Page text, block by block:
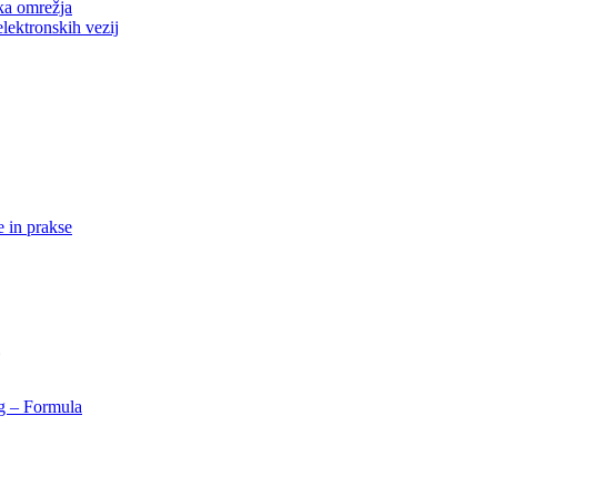
omrežja
vezij
in prakse
– Formula